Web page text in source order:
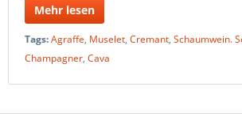
Mehr lesen
Tags:Agraffe, Muselet, Cremant, Schaumwein.
Champagner, Cava